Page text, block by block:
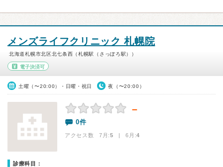
メンズライフクリニック 札幌院
北海道札幌市北区北七条西（札幌駅（さっぽろ駅））
電子決済可
土曜（〜20:00）・日曜・祝日 夜（〜20:00）
－
0件
アクセス数 7月:5 | 6月:4
診療科目：